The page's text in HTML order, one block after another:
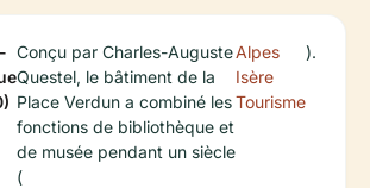
Conçu par Charles-Auguste
Questel, le bâtiment de la
Place Verdun a combiné les
fonctions de bibliothèque et
de musée pendant un siècle
(
Alpes
Isère
Tourisme
).